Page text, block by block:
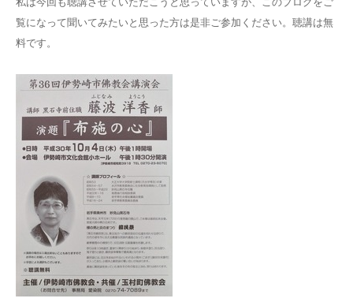
覧になって聞いてみたいと思った方は是非ご参加ください。聴講は無
料です。